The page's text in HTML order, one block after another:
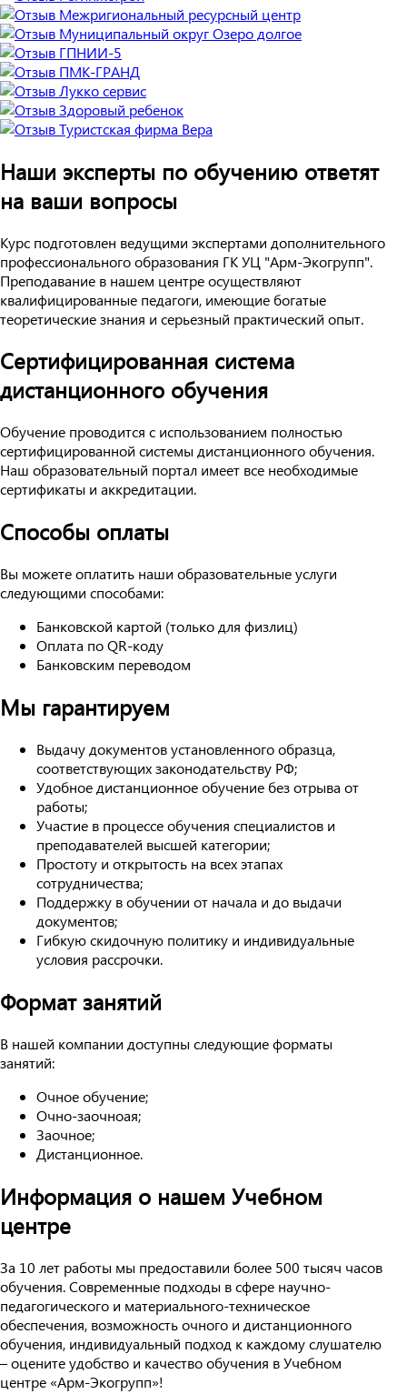
Наши эксперты по обучению ответят
на ваши вопросы
Курс подготовлен ведущими экспертами дополнительного
профессионального образования ГК УЦ "Арм-Экогрупп".
Преподавание в нашем центре осуществляют
квалифицированные педагоги, имеющие богатые
теоретические знания и серьезный практический опыт.
Сертифицированная система
дистанционного обучения
Обучение проводится с использованием полностью
сертифицированной системы дистанционного обучения.
Наш образовательный портал имеет все необходимые
сертификаты и аккредитации.
Способы оплаты
Вы можете оплатить наши образовательные услуги
следующими способами:
Банковской картой (только для физлиц)
Оплата по QR-коду
Банковским переводом
Мы гарантируем
Выдачу документов установленного образца,
соответствующих законодательству РФ;
Удобное дистанционное обучение без отрыва от
работы;
Участие в процессе обучения специалистов и
преподавателей высшей категории;
Простоту и открытость на всех этапах
сотрудничества;
Поддержку в обучении от начала и до выдачи
документов;
Гибкую скидочную политику и индивидуальные
условия рассрочки.
Формат занятий
В нашей компании доступны следующие форматы
занятий:
Очное обучение;
Очно-заочноая;
Заочное;
Дистанционное.
Информация о нашем Учебном
центре
За 10 лет работы мы предоставили более 500 тысяч часов
обучения. Современные подходы в сфере научно-
педагогического и материального-техническое
обеспечения, возможность очного и дистанционного
обучения, индивидуальный подход к каждому слушателю
– оцените удобство и качество обучения в Учебном
центре «Арм-Экогрупп»!